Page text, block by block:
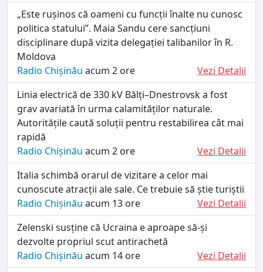
„Este rușinos că oameni cu funcții înalte nu cunosc
politica statului”. Maia Sandu cere sancțiuni
disciplinare după vizita delegației talibanilor în R.
Moldova
Radio Chișinău acum 2 ore
Vezi Detalii
Linia electrică de 330 kV Bălți–Dnestrovsk a fost
grav avariată în urma calamităților naturale.
Autoritățile caută soluții pentru restabilirea cât mai
rapidă
Radio Chișinău acum 2 ore
Vezi Detalii
Italia schimbă orarul de vizitare a celor mai
cunoscute atracții ale sale. Ce trebuie să știe turiștii
Radio Chișinău acum 13 ore
Vezi Detalii
Zelenski susține că Ucraina e aproape să-și
dezvolte propriul scut antirachetă
Radio Chișinău acum 14 ore
Vezi Detalii